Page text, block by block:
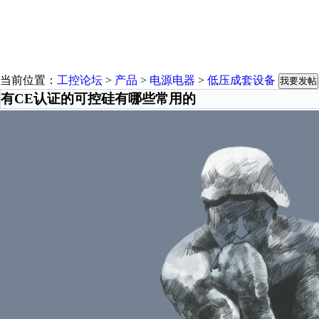
当前位置： 工控论坛 > 产品 > 电源电器 > 低压成套设备 我要发帖
有CE认证的可控硅有哪些常用的